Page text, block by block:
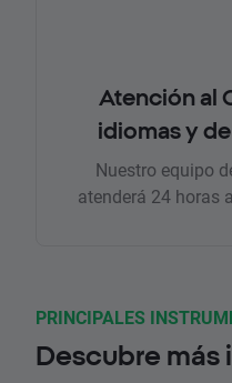
Atención al
idiomas y
Nuestro equipo
atenderá 24 horas
PRINCIPALES
Descubre más